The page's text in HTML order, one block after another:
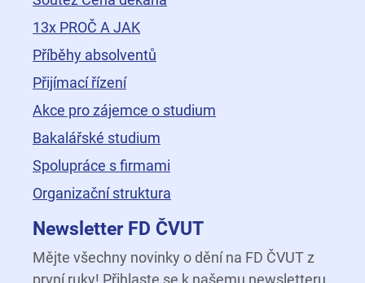
13x PROČ A JAK
Příběhy absolventů
Přijímací řízení
Akce pro zájemce o studium
Bakalářské studium
Spolupráce s firmami
Organizační struktura
Newsletter FD ČVUT
Mějte všechny novinky o dění na FD ČVUT z
první ruky! Přihlaste se k našemu newsletteru.